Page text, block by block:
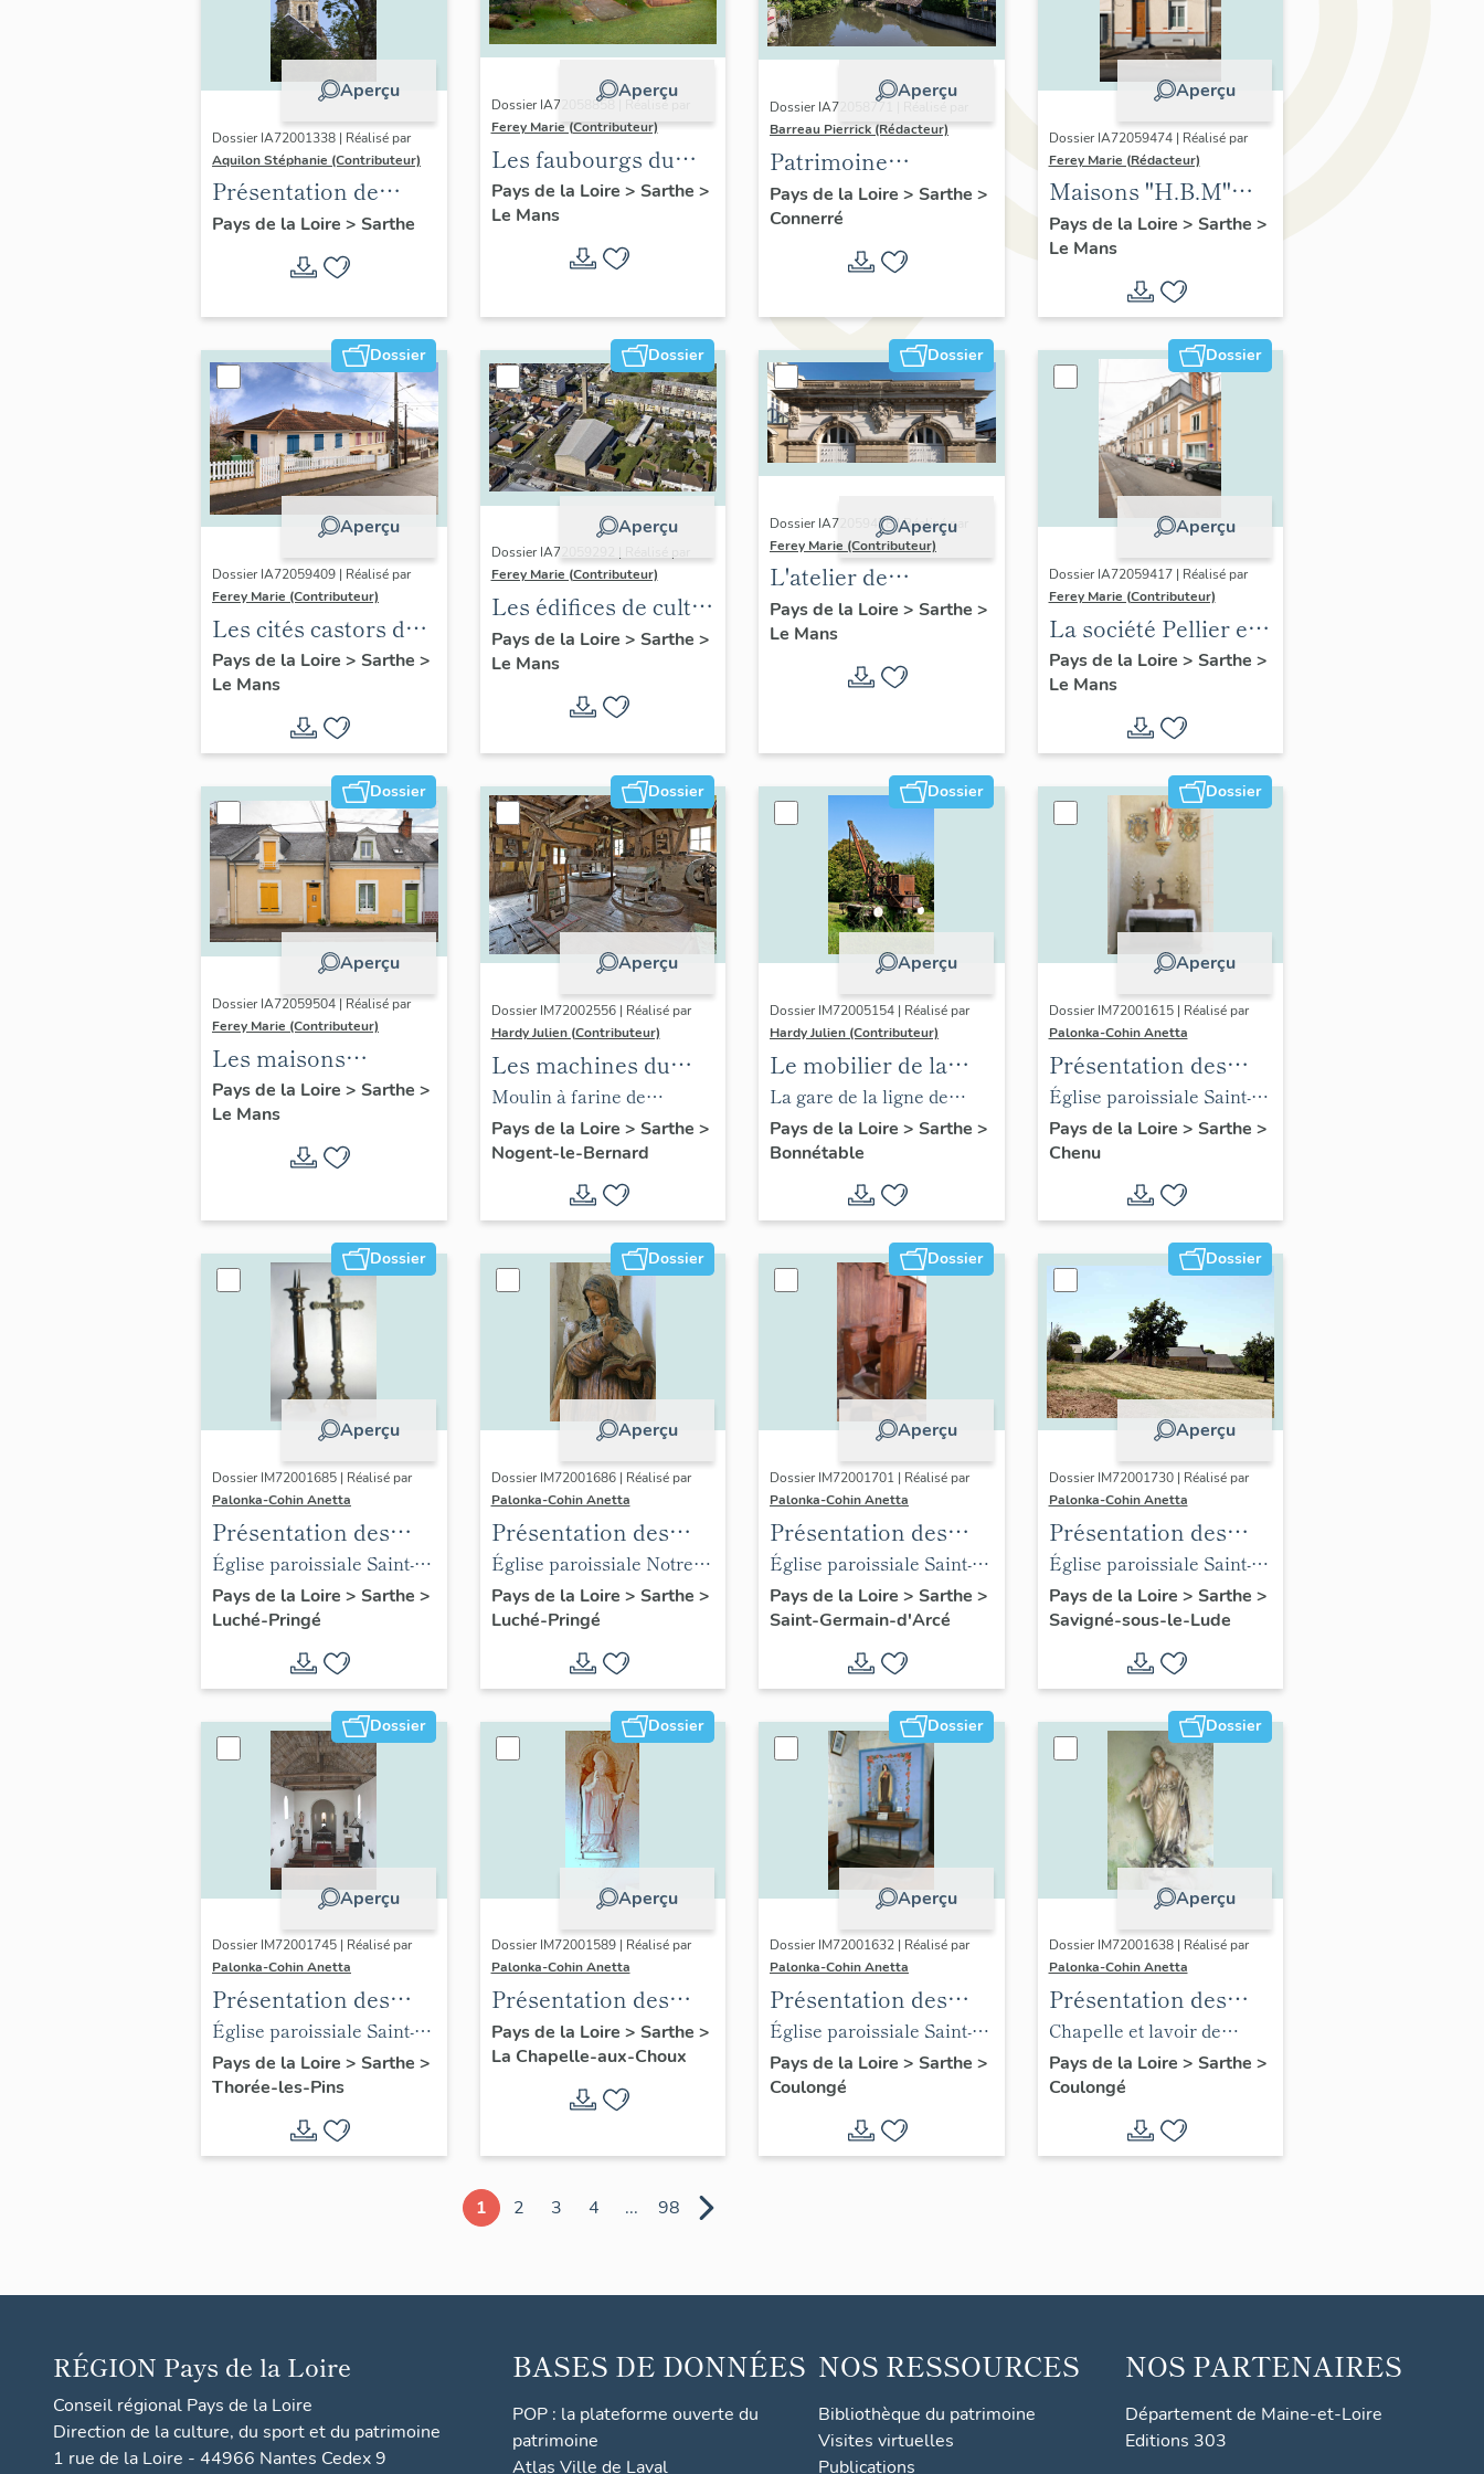
Aperçu
Dossier IA72001338 | Réalisé par
Aquilon Stéphanie (Contributeur)
Présentation de
l'opération Vallée du
Loir, autour de La
Chartre-sur-le-Loir
Pays de la Loire > Sarthe
Aperçu
Dossier IA72058858 | Réalisé par
Ferey Marie (Contributeur)
Les faubourgs du
Mans : présentation
de l'opération
d'inventaire
Pays de la Loire > Sarthe >
Le Mans
Aperçu
Dossier IA72058771 | Réalisé par
Barreau Pierrick (Rédacteur)
Patrimoine
industriel du bourg
de Connerré
Pays de la Loire > Sarthe >
Connerré
Aperçu
Dossier IA72059474 | Réalisé par
Ferey Marie (Rédacteur)
Maisons "H.B.M"
modèle Levesque
Pays de la Loire > Sarthe >
Le Mans
Dossier
Aperçu
Dossier IA72059409 | Réalisé par
Ferey Marie (Contributeur)
Les cités castors du
Mans
Pays de la Loire > Sarthe >
Le Mans
Dossier
Aperçu
Dossier IA72059292 | Réalisé par
Ferey Marie (Contributeur)
Les édifices de culte
du XXe siècle au
Mans
Pays de la Loire > Sarthe >
Le Mans
Dossier
Aperçu
Dossier IA72059478 | Réalisé par
Ferey Marie (Contributeur)
L'atelier de
sculpteur-
ornemaniste
Cottereau
Pays de la Loire > Sarthe >
Le Mans
Dossier
Aperçu
Dossier IA72059417 | Réalisé par
Ferey Marie (Contributeur)
La société Pellier et
Frères
Pays de la Loire > Sarthe >
Le Mans
Dossier
Aperçu
Dossier IA72059504 | Réalisé par
Ferey Marie (Contributeur)
Les maisons
faubouriennes du
Mans dites "les
mancelles"
Pays de la Loire > Sarthe >
Le Mans
Dossier
Aperçu
Dossier IM72002556 | Réalisé par
Hardy Julien (Contributeur)
Les machines du
moulin à farine de
Haloppe
Moulin à farine de
Haloppe, actuellement
maison
Pays de la Loire > Sarthe >
Nogent-le-Bernard
Dossier
Aperçu
Dossier IM72005154 | Réalisé par
Hardy Julien (Contributeur)
Le mobilier de la
gare de Bonnétable
La gare de la ligne de
chemin de fer de Mamers
à Saint-Calais,
actuellement gare de la
ligne du chemin de fer
touristique de la Sarthe.
Pays de la Loire > Sarthe >
Bonnétable
Dossier
Aperçu
Dossier IM72001615 | Réalisé par
Palonka-Cohin Anetta
Présentation des
objets mobiliers de
l'église paroissiale
Saint-Martin de la
commune de Chenu
Église paroissiale Saint-
Martin de Chenu
Pays de la Loire > Sarthe >
Chenu
Dossier
Aperçu
Dossier IM72001685 | Réalisé par
Palonka-Cohin Anetta
Présentation des
objets mobiliers de
l'église paroissiale
Saint-Martin de la
commune de Luché
Église paroissiale Saint-
Martin de Luché
Pays de la Loire > Sarthe >
Luché-Pringé
Dossier
Aperçu
Dossier IM72001686 | Réalisé par
Palonka-Cohin Anetta
Présentation des
objets mobiliers de
l'église paroissiale
Notre-Dame de
l'Assomption de la
commune de Pringé
Église paroissiale Notre-
Dame de l'Assomption
Pays de la Loire > Sarthe >
Luché-Pringé
Dossier
Aperçu
Dossier IM72001701 | Réalisé par
Palonka-Cohin Anetta
Présentation des
objets mobiliers de
l'église paroissiale
Saint-Germain de la
commune de Saint-
Germain-d'Arcé
Église paroissiale Saint-
Germain de Saint-
Germain-d'Arcé
Pays de la Loire > Sarthe >
Saint-Germain-d'Arcé
Dossier
Aperçu
Dossier IM72001730 | Réalisé par
Palonka-Cohin Anetta
Présentation des
objets mobiliers de
l'église paroissiale
Saint-Loup de la
commune de
Savigné-sous-le-Lude
Église paroissiale Saint-
Loup de Savigné-sous-le-
Lude
Pays de la Loire > Sarthe >
Savigné-sous-le-Lude
Dossier
Aperçu
Dossier IM72001745 | Réalisé par
Palonka-Cohin Anetta
Présentation des
objets mobiliers de
l'église paroissiale
Saint-Germain de
Thorée-les-Pins
Église paroissiale Saint-
Germain de Thorée-les-
Pins
Pays de la Loire > Sarthe >
Thorée-les-Pins
Dossier
Aperçu
Dossier IM72001589 | Réalisé par
Palonka-Cohin Anetta
Présentation des
objets mobiliers de
la chapelle de la
famille Mabilleau
Pays de la Loire > Sarthe >
La Chapelle-aux-Choux
Dossier
Aperçu
Dossier IM72001632 | Réalisé par
Palonka-Cohin Anetta
Présentation des
objets mobiliers de
l'église paroissiale
Saint-Lubin de la
commune de
Coulongé
Église paroissiale Saint-
Lubin de Coulongé
Pays de la Loire > Sarthe >
Coulongé
Dossier
Aperçu
Dossier IM72001638 | Réalisé par
Palonka-Cohin Anetta
Présentation des
objets mobiliers de
la Chapelle Saint-
Hubert de la
commune de
Coulongé
Chapelle et lavoir de
Saint-Hubert
Pays de la Loire > Sarthe >
Coulongé
1 2 3 4 ... 98
RÉGION Pays de la Loire
Conseil régional Pays de la Loire
Direction de la culture, du sport et du patrimoine
1 rue de la Loire - 44966 Nantes Cedex 9
BASES DE DONNÉES
POP : la plateforme ouverte du
patrimoine
Atlas Ville de Laval
NOS RESSOURCES
Bibliothèque du patrimoine
Visites virtuelles
Publications
NOS PARTENAIRES
Département de Maine-et-Loire
Editions 303